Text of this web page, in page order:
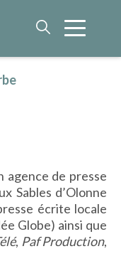
agence de presse
Sables d’Olonne
écrite locale
Globe) ainsi que
, Paf Production,